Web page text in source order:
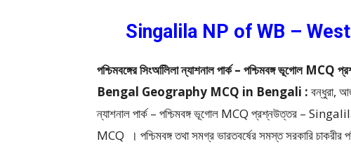
Singalila NP of WB –
পশ্চিমবঙ্গের সিংঅলিিলা ন্যাশনাল পার্ক – পশ্চিমবঙ্গ
Bengal Geography MCQ in Bengali : বন্ধুরা,
ন্যাশনাল পার্ক – পশ্চিমবঙ্গ ভূগোল MCQ প্রশ্নউত্তর –
MCQ । পশ্চিমবঙ্গ তথা সমগ্র ভারতবর্ষের সমস্ত সরকারি চাকরীর